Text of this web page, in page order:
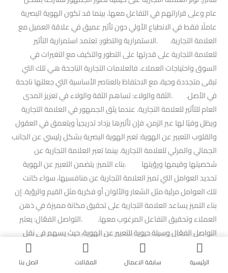
عام وعلى قراراتهم في التفاعل معها. بينما قد تكون الهوية البصرية
عاملًا فقط في الانطباع الأولي دون تأثير عميق في علاقة العميل مع
العلامة التجارية. .الاستمرارية والتطور: تعتمد استمرارية التأثير
للعلامة التجارية على قدرتها على التطور والتكيف مع التغيرات في
السوق واحتياجات العملاء. فالعلامات التجارية الناجحة هي تلك التي
تبقى متجددة وحية، مع الاحتفاظ بالعناصر الأساسية التي جعلتها ناجحة
في الأصل. .الثقة والولاء: تساهم الثقة والولاء في تعزيز المدى
العام للتأثير للعلامة التجارية. عندما يثق الجمهور في العلامة التجارية
ويظل وفيًا لها عبر الزمن، فإن تأثيرها يزداد تدريجياً ويتعمق في العقول
والقلوب التعبير عن الهوية: تعبر الهوية البصرية بشكل رئيسي عن الجانب
الجمالي والمرئي للعلامة التجارية. بينما تعبر العلامة التجارية عن
شخصيتها وقيمها ورؤيتها .بناء التميز: يتضمن التعبير عن الهوية
تحديد العوامل التي تميز العلامة التجارية عن منافسيها، سواء كانت
تلك العوامل مرئية مثل الشعار والألوان أو فكرية مثل القيم والرؤية. إن
بناء التميز يساعد العلامة التجارية على تحقيق مكانة مميزة في ذهن
العملاء وتحقيق التفاعل المرغوب معها. .التواصل الفعّال: يعتبر
التواصل الفعّال وسيلة حيوية للتعبير عن الهوية، حيث يسهم في نقل
رسالة العلامة التجارية بشكل واضح وجذاب. يجب أن يكون التواصل
متناغمًا مع القيم والرؤية التي تمثل العلامة، سواء كان ذلك من خلال
الرئيسية سابقة الاعمال المقالات اتصل بنا